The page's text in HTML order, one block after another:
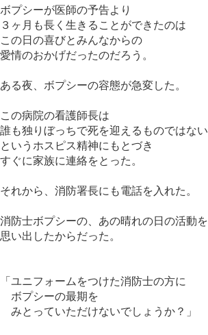
ボプシーが医師の予告より
３ヶ月も長く生きることができたのは
この日の喜びとみんなからの
愛情のおかげだったのだろう。
ある夜、ボプシーの容態が急変した。
この病院の看護師長は
誰も独りぼっちで死を迎えるものではない
というホスピス精神にもとづき
すぐに家族に連絡をとった。
それから、消防署長にも電話を入れた。
消防士ボプシーの、あの晴れの日の活動を
思い出したからだった。
「ユニフォームをつけた消防士の方に
ボプシーの最期を
みとっていただけないでしょうか？」